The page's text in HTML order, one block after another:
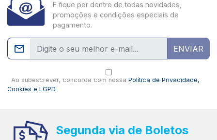
E fique por dentro de todas novidades,
promoções e condições especiais de
pagamento.
ENVIAR
Ao subescrever, concorda com nossa Política de Privacidade,
Cookies e LGPD.
Segunda via de Boletos